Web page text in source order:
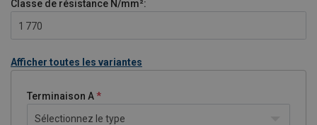
Classe de résistance N/mm²:
1 770
Afficher toutes les variantes
Terminaison A
Sélectionnez le type